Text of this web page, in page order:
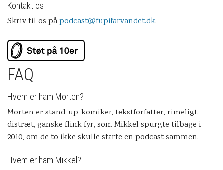
Kontakt os
Skriv til os påpodcast@fupifarvandet.dk.
FAQ
Hvem er ham Morten?
Morten er stand-up-komiker, tekstforfatter, rimeligt
distræt, ganske flink fyr, som Mikkel spurgte tilbage i
2010, om de to ikke skulle starte en podcast sammen.
Hvem er ham Mikkel?